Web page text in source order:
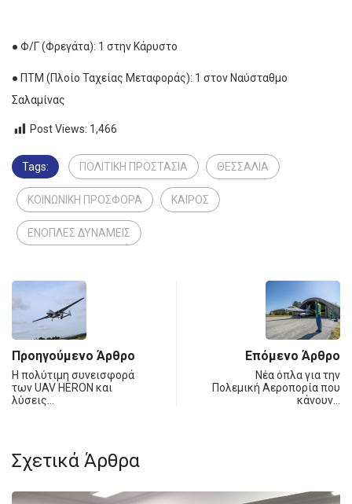
● Φ/Γ (Φρεγάτα): 1 στην Κάρυστο
● ΠΤΜ (Πλοίο Ταχείας Μεταφοράς): 1 στον Ναύσταθμο
Σαλαμίνας
Post Views: 1,466
Tags: ΠΟΛΙΤΙΚΗ ΠΡΟΣΤΑΣΙΑ ΘΕΣΣΑΛΙΑ
ΚΟΙΝΩΝΙΚΗ ΠΡΟΣΦΟΡΑ ΚΑΙΡΟΣ
ΕΝΟΠΛΕΣ ΔΥΝΑΜΕΙΣ
Προηγούμενο Άρθρο
Η πολύτιμη συνεισφορά
των UAV HERON και
λύσεις…
Επόμενο Άρθρο
Νέα όπλα για την
Πολεμική Αεροπορία που
κάνουν…
Σχετικά Άρθρα